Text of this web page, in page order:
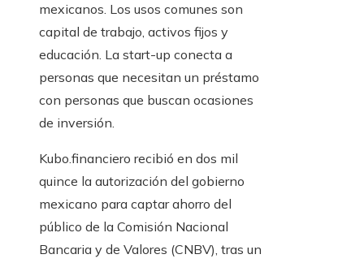
mexicanos. Los usos comunes son
capital de trabajo, activos fijos y
educación. La start-up conecta a
personas que necesitan un préstamo
con personas que buscan ocasiones
de inversión.
Kubo.financiero recibió en dos mil
quince la autorización del gobierno
mexicano para captar ahorro del
público de la Comisión Nacional
Bancaria y de Valores (CNBV), tras un